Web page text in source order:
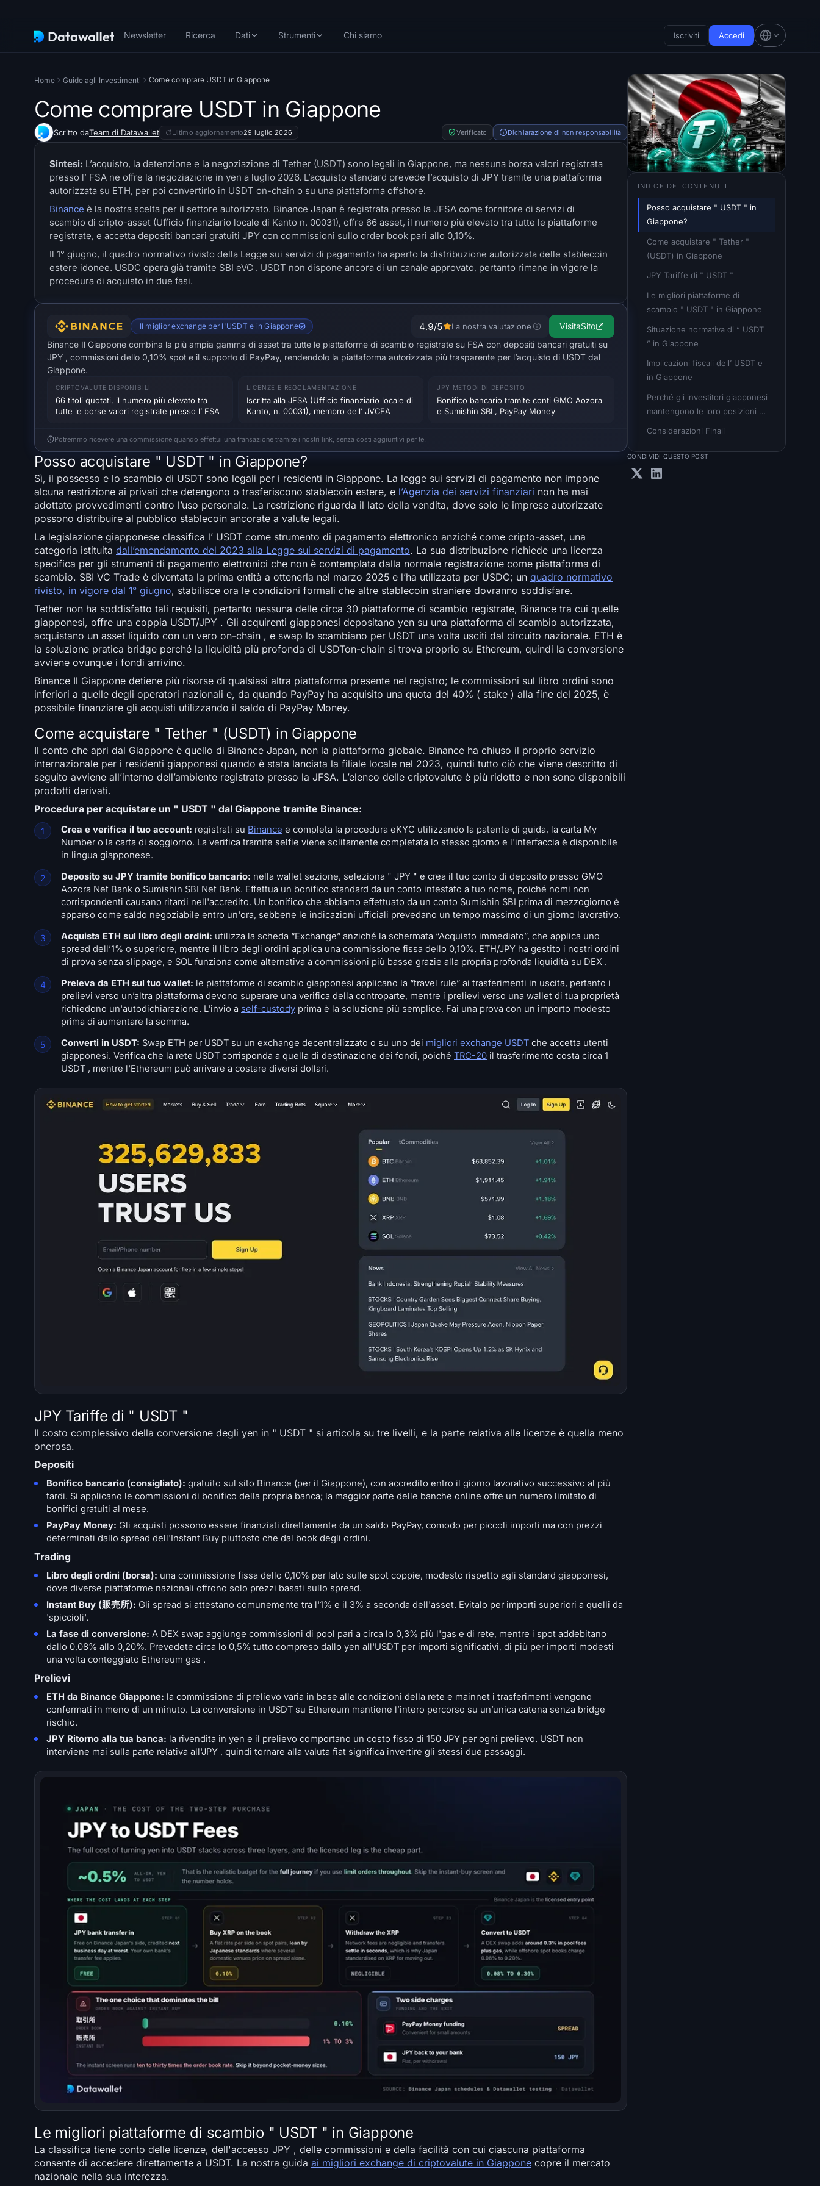
Newsletter Ricerca Dati Strumenti Chi siamo Iscriviti Accedi
Home Guide agli Investimenti Come comprare USDT in Giappone
Come comprare USDT in Giappone
Scritto daTeam di Datawallet Ultimo aggiornamento29 luglio 2026 Verificato Dichiarazione di non responsabilità
Sintesi: L’acquisto, la detenzione e la negoziazione di Tether (USDT) sono legali in Giappone, ma nessuna borsa valori registrata
presso l’ FSA ne offre la negoziazione in yen a luglio 2026. L’acquisto standard prevede l’acquisto di JPY tramite una piattaforma
autorizzata su ETH, per poi convertirlo in USDT on-chain o su una piattaforma offshore.
Binance è la nostra scelta per il settore autorizzato. Binance Japan è registrata presso la JFSA come fornitore di servizi di
scambio di cripto-asset (Ufficio finanziario locale di Kanto n. 00031), offre 66 asset, il numero più elevato tra tutte le piattaforme
registrate, e accetta depositi bancari gratuiti JPY con commissioni sullo order book pari allo 0,10%.
Il 1° giugno, il quadro normativo rivisto della Legge sui servizi di pagamento ha aperto la distribuzione autorizzata delle stablecoin
estere idonee. USDC opera già tramite SBI eVC . USDT non dispone ancora di un canale approvato, pertanto rimane in vigore la
procedura di acquisto in due fasi.
Il miglior exchange per l'USDT e in Giappone 4.9/5 La nostra valutazione VisitaSito
Binance Il Giappone combina la più ampia gamma di asset tra tutte le piattaforme di scambio registrate su FSA con depositi bancari gratuiti su
JPY , commissioni dello 0,10% spot e il supporto di PayPay, rendendolo la piattaforma autorizzata più trasparente per l’acquisto di USDT dal
Giappone.
CRIPTOVALUTE DISPONIBILI
66 titoli quotati, il numero più elevato tra
tutte le borse valori registrate presso l’ FSA
LICENZE E REGOLAMENTAZIONE
Iscritta alla JFSA (Ufficio finanziario locale di
Kanto, n. 00031), membro dell’ JVCEA
JPY METODI DI DEPOSITO
Bonifico bancario tramite conti GMO Aozora
e Sumishin SBI , PayPay Money
Potremmo ricevere una commissione quando effettui una transazione tramite i nostri link, senza costi aggiuntivi per te.
Posso acquistare " USDT " in Giappone?
Sì, il possesso e lo scambio di USDT sono legali per i residenti in Giappone. La legge sui servizi di pagamento non impone
alcuna restrizione ai privati che detengono o trasferiscono stablecoin estere, e l’Agenzia dei servizi finanziari non ha mai
adottato provvedimenti contro l’uso personale. La restrizione riguarda il lato della vendita, dove solo le imprese autorizzate
possono distribuire al pubblico stablecoin ancorate a valute legali.
La legislazione giapponese classifica l’ USDT come strumento di pagamento elettronico anziché come cripto-asset, una
categoria istituita dall’emendamento del 2023 alla Legge sui servizi di pagamento. La sua distribuzione richiede una licenza
specifica per gli strumenti di pagamento elettronici che non è contemplata dalla normale registrazione come piattaforma di
scambio. SBI VC Trade è diventata la prima entità a ottenerla nel marzo 2025 e l’ha utilizzata per USDC; un quadro normativo
rivisto, in vigore dal 1° giugno, stabilisce ora le condizioni formali che altre stablecoin straniere dovranno soddisfare.
Tether non ha soddisfatto tali requisiti, pertanto nessuna delle circa 30 piattaforme di scambio registrate, Binance tra cui quelle
giapponesi, offre una coppia USDT/JPY . Gli acquirenti giapponesi depositano yen su una piattaforma di scambio autorizzata,
acquistano un asset liquido con un vero on-chain , e swap lo scambiano per USDT una volta usciti dal circuito nazionale. ETH è
la soluzione pratica bridge perché la liquidità più profonda di USDTon-chain si trova proprio su Ethereum, quindi la conversione
avviene ovunque i fondi arrivino.
Binance Il Giappone detiene più risorse di qualsiasi altra piattaforma presente nel registro; le commissioni sul libro ordini sono
inferiori a quelle degli operatori nazionali e, da quando PayPay ha acquisito una quota del 40% ( stake ) alla fine del 2025, è
possibile finanziare gli acquisti utilizzando il saldo di PayPay Money.
Come acquistare " Tether " (USDT) in Giappone
Il conto che apri dal Giappone è quello di Binance Japan, non la piattaforma globale. Binance ha chiuso il proprio servizio
internazionale per i residenti giapponesi quando è stata lanciata la filiale locale nel 2023, quindi tutto ciò che viene descritto di
seguito avviene all’interno dell’ambiente registrato presso la JFSA. L’elenco delle criptovalute è più ridotto e non sono disponibili
prodotti derivati.
Procedura per acquistare un " USDT " dal Giappone tramite Binance:
Crea e verifica il tuo account: registrati su Binance e completa la procedura eKYC utilizzando la patente di guida, la carta My
Number o la carta di soggiorno. La verifica tramite selfie viene solitamente completata lo stesso giorno e l'interfaccia è disponibile
in lingua giapponese.
Deposito su JPY tramite bonifico bancario: nella wallet sezione, seleziona " JPY " e crea il tuo conto di deposito presso GMO
Aozora Net Bank o Sumishin SBI Net Bank. Effettua un bonifico standard da un conto intestato a tuo nome, poiché nomi non
corrispondenti causano ritardi nell'accredito. Un bonifico che abbiamo effettuato da un conto Sumishin SBI prima di mezzogiorno è
apparso come saldo negoziabile entro un'ora, sebbene le indicazioni ufficiali prevedano un tempo massimo di un giorno lavorativo.
Acquista ETH sul libro degli ordini: utilizza la scheda “Exchange” anziché la schermata “Acquisto immediato”, che applica uno
spread dell’1% o superiore, mentre il libro degli ordini applica una commissione fissa dello 0,10%. ETH/JPY ha gestito i nostri ordini
di prova senza slippage, e SOL funziona come alternativa a commissioni più basse grazie alla propria profonda liquidità su DEX .
Preleva da ETH sul tuo wallet: le piattaforme di scambio giapponesi applicano la “travel rule” ai trasferimenti in uscita, pertanto i
prelievi verso un’altra piattaforma devono superare una verifica della controparte, mentre i prelievi verso una wallet di tua proprietà
richiedono un'autodichiarazione. L'invio a self-custody prima è la soluzione più semplice. Fai una prova con un importo modesto
prima di aumentare la somma.
Converti in USDT: Swap ETH per USDT su un exchange decentralizzato o su uno dei migliori exchange USDT che accetta utenti
giapponesi. Verifica che la rete USDT corrisponda a quella di destinazione dei fondi, poiché TRC-20 il trasferimento costa circa 1
USDT , mentre l'Ethereum può arrivare a costare diversi dollari.
JPY Tariffe di " USDT "
Il costo complessivo della conversione degli yen in " USDT " si articola su tre livelli, e la parte relativa alle licenze è quella meno
onerosa.
Depositi
Bonifico bancario (consigliato): gratuito sul sito Binance (per il Giappone), con accredito entro il giorno lavorativo successivo al più
tardi. Si applicano le commissioni di bonifico della propria banca; la maggior parte delle banche online offre un numero limitato di
bonifici gratuiti al mese.
PayPay Money: Gli acquisti possono essere finanziati direttamente da un saldo PayPay, comodo per piccoli importi ma con prezzi
determinati dallo spread dell'Instant Buy piuttosto che dal book degli ordini.
Trading
Libro degli ordini (borsa): una commissione fissa dello 0,10% per lato sulle spot coppie, modesto rispetto agli standard giapponesi,
dove diverse piattaforme nazionali offrono solo prezzi basati sullo spread.
Instant Buy (販売所): Gli spread si attestano comunemente tra l'1% e il 3% a seconda dell'asset. Evitalo per importi superiori a quelli da
'spiccioli'.
La fase di conversione: A DEX swap aggiunge commissioni di pool pari a circa lo 0,3% più l'gas e di rete, mentre i spot addebitano
dallo 0,08% allo 0,20%. Prevedete circa lo 0,5% tutto compreso dallo yen all'USDT per importi significativi, di più per importi modesti
una volta conteggiato Ethereum gas .
Prelievi
ETH da Binance Giappone: la commissione di prelievo varia in base alle condizioni della rete e mainnet i trasferimenti vengono
confermati in meno di un minuto. La conversione in USDT su Ethereum mantiene l’intero percorso su un’unica catena senza bridge
rischio.
JPY Ritorno alla tua banca: la rivendita in yen e il prelievo comportano un costo fisso di 150 JPY per ogni prelievo. USDT non
interviene mai sulla parte relativa all'JPY , quindi tornare alla valuta fiat significa invertire gli stessi due passaggi.
Le migliori piattaforme di scambio " USDT " in Giappone
La classifica tiene conto delle licenze, dell'accesso JPY , delle commissioni e della facilità con cui ciascuna piattaforma
consente di accedere direttamente a USDT. La nostra guida ai migliori exchange di criptovalute in Giappone copre il mercato
nazionale nella sua interezza.
INDICE DEI CONTENUTI
Posso acquistare " USDT " in
Giappone?
Come acquistare " Tether "
(USDT) in Giappone
JPY Tariffe di " USDT "
Le migliori piattaforme di
scambio " USDT " in Giappone
Situazione normativa di “ USDT
” in Giappone
Implicazioni fiscali dell’ USDT e
in Giappone
Perché gli investitori giapponesi
mantengono le loro posizioni
Considerazioni Finali
CONDIVIDI QUESTO POST